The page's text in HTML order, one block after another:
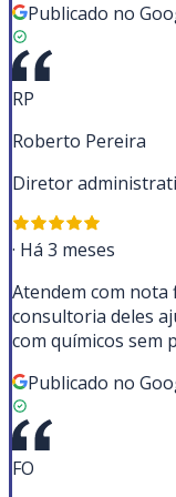
Publicado no
RP
Roberto Pereira
Diretor
· Há 3 meses
Atendem com
consultoria deles
com químicos sem
Publicado no
FO